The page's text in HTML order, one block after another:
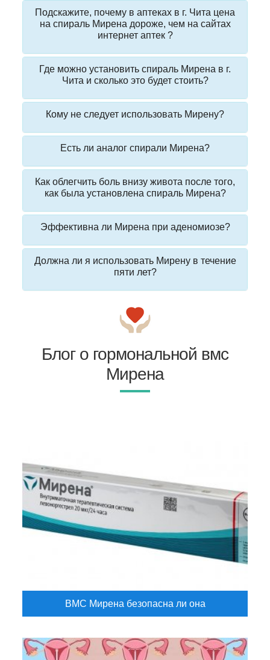
Подскажите, почему в аптеках в г. Чита цена
на спираль Мирена дороже, чем на сайтах
интернет аптек ?
Где можно установить спираль Мирена в г.
Чита и сколько это будет стоить?
Кому не следует использовать Мирену?
Есть ли аналог спирали Мирена?
Как облегчить боль внизу живота после того,
как была установлена спираль Мирена?
Эффективна ли Мирена при аденомиозе?
Должна ли я использовать Мирену в течение
пяти лет?
Блог о гормональной вмс
Мирена
ВМС Мирена безопасна ли она